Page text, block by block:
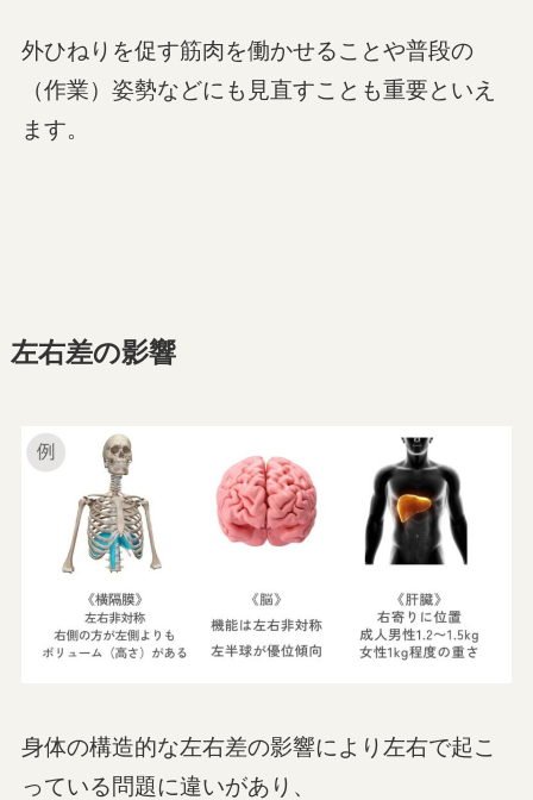
外ひねりを促す筋肉を働かせることや普段の
（作業）姿勢などにも見直すことも重要といえ
ます。
左右差の影響
身体の構造的な左右差の影響により左右で起こ
っている問題に違いがあり、